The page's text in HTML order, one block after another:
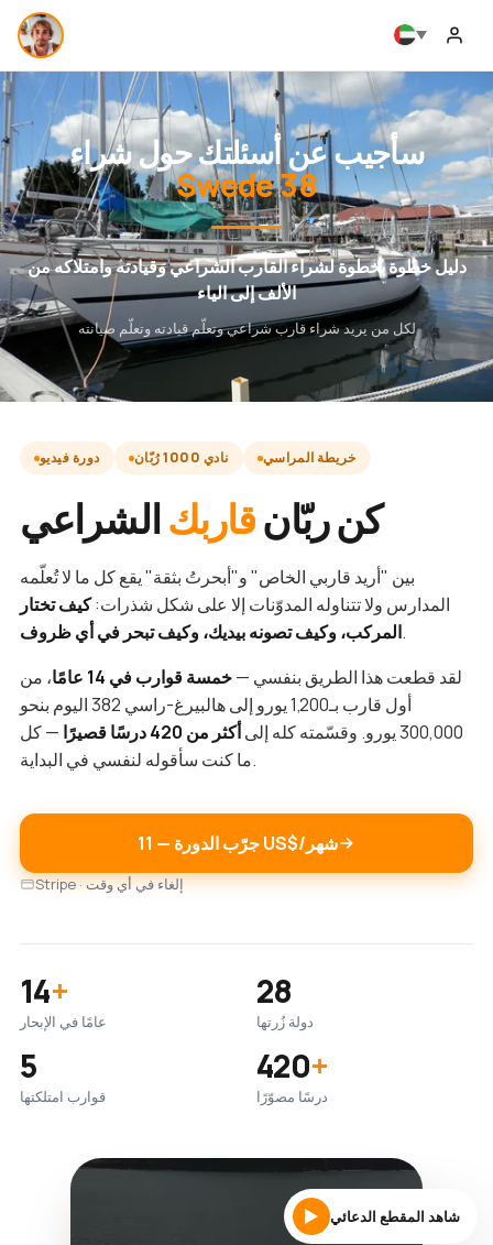
سأجيب عن أسئلتك حول شراء
Swede 38
دليل خطوة بخطوة لشراء القارب الشراعي وقيادته وامتلاكه من
الألف إلى الياء
لكل من يريد شراء قارب شراعي وتعلّم قيادته وتعلّم صيانته
دورة فيديو نادي 1000 رُبّان خريطة المراسي
كن ربّانقاربكالشراعي
بين "أريد قاربي الخاص" و"أبحرتُ بثقة" يقع كل ما لا تُعلّمه
المدارس ولا تتناوله المدوّنات إلا على شكل شذرات:كيف تختار
المركب، وكيف تصونه بيديك، وكيف تبحر في أي ظروف.
لقد قطعت هذا الطريق بنفسي —خمسة قوارب في 14 عامًا
، من
أول قارب بـ1,200 يورو إلى هالبيرغ-راسي 382 اليوم بنحو
300,000 يورو. وقسّمته كله إلى
أكثر من 420 درسًا قصيرًا
— كل
ما كنت سأقوله لنفسي في البداية.
جرّب الدورة — ‏11 US$/شهر
Stripe · إلغاء في أي وقت
14+
عامًا في الإبحار
28
دولة زُرتها
5
قوارب امتلكتها
420+
درسًا مصوّرًا
شاهد المقطع الدعائي